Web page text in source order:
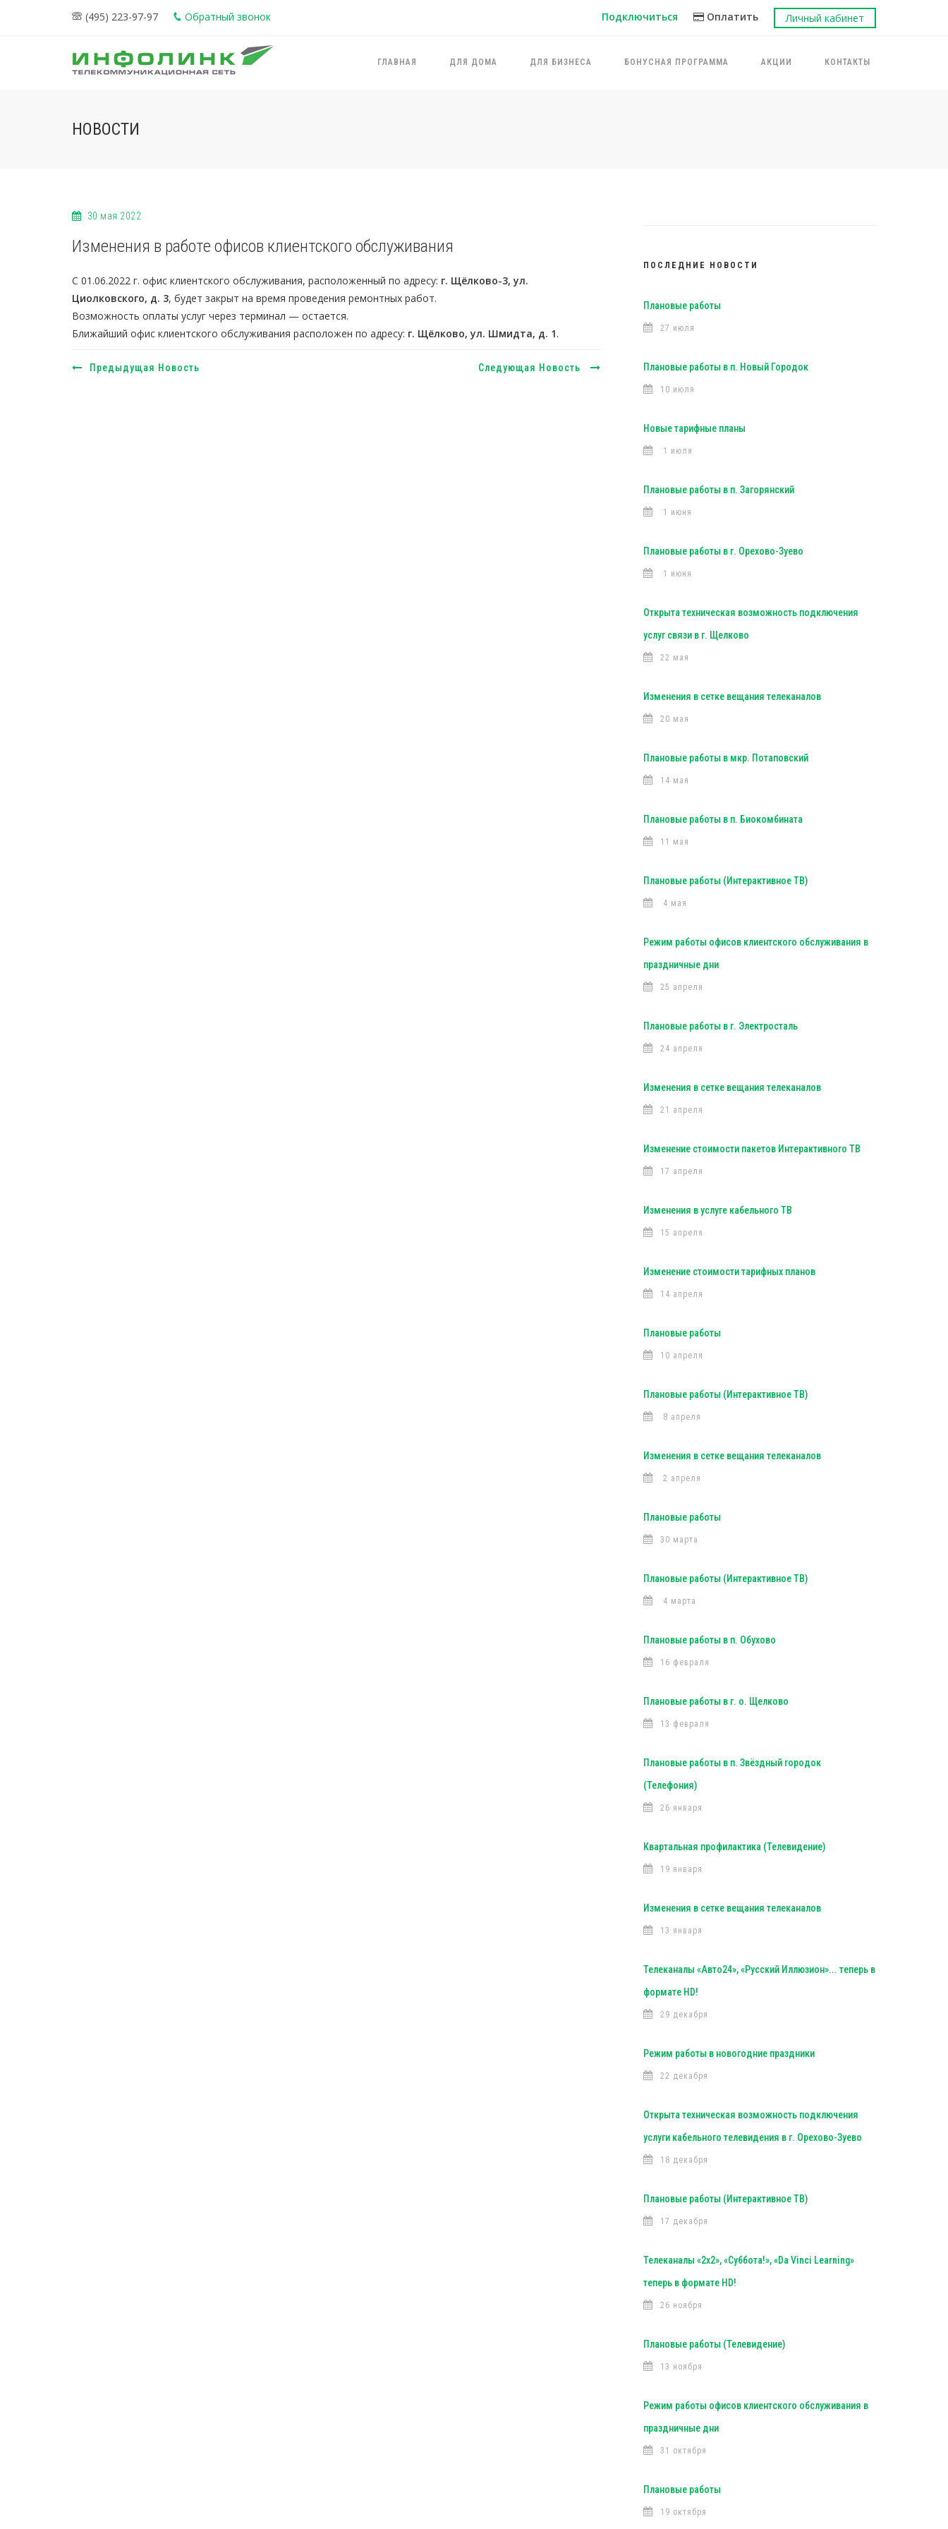
(495) 223-97-97 Обратный звонок Подключиться Оплатить Личный кабинет
ГЛАВНАЯ ДЛЯ ДОМА ДЛЯ БИЗНЕСА БОНУСНАЯ ПРОГРАММА АКЦИИ КОНТАКТЫ
НОВОСТИ
30 мая 2022
Изменения в работе офисов клиентского обслуживания
С 01.06.2022 г. офис клиентского обслуживания, расположенный по адресу: г. Щёлково-3, ул.
Циолковского, д. 3, будет закрыт на время проведения ремонтных работ.
Возможность оплаты услуг через терминал — остается.
Ближайший офис клиентского обслуживания расположен по адресу: г. Щёлково, ул. Шмидта, д. 1.
Предыдущая Новость Следующая Новость
ПОСЛЕДНИЕ НОВОСТИ
Плановые работы
27 июля
Плановые работы в п. Новый Городок
10 июля
Новые тарифные планы
1 июля
Плановые работы в п. Загорянский
1 июня
Плановые работы в г. Орехово-Зуево
1 июня
Открыта техническая возможность подключения
услуг связи в г. Щелково
22 мая
Изменения в сетке вещания телеканалов
20 мая
Плановые работы в мкр. Потаповский
14 мая
Плановые работы в п. Биокомбината
11 мая
Плановые работы (Интерактивное ТВ)
4 мая
Режим работы офисов клиентского обслуживания в
праздничные дни
25 апреля
Плановые работы в г. Электросталь
24 апреля
Изменения в сетке вещания телеканалов
21 апреля
Изменение стоимости пакетов Интерактивного ТВ
17 апреля
Изменения в услуге кабельного ТВ
15 апреля
Изменение стоимости тарифных планов
14 апреля
Плановые работы
10 апреля
Плановые работы (Интерактивное ТВ)
8 апреля
Изменения в сетке вещания телеканалов
2 апреля
Плановые работы
30 марта
Плановые работы (Интерактивное ТВ)
4 марта
Плановые работы в п. Обухово
16 февраля
Плановые работы в г. о. Щелково
13 февраля
Плановые работы в п. Звёздный городок
(Телефония)
26 января
Квартальная профилактика (Телевидение)
19 января
Изменения в сетке вещания телеканалов
13 января
Телеканалы «Авто24», «Русский Иллюзион»... теперь в
формате HD!
29 декабря
Режим работы в новогодние праздники
22 декабря
Открыта техническая возможность подключения
услуги кабельного телевидения в г. Орехово-Зуево
18 декабря
Плановые работы (Интерактивное ТВ)
17 декабря
Телеканалы «2х2», «Суббота!», «Da Vinci Learning»
теперь в формате HD!
26 ноября
Плановые работы (Телевидение)
13 ноября
Режим работы офисов клиентского обслуживания в
праздничные дни
31 октября
Плановые работы
19 октября